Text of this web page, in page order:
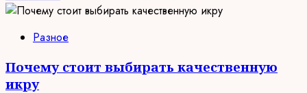
Разное
Почему стоит выбирать качественную
икру